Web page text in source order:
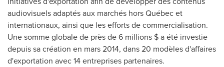
audiovisuels adaptés aux marchés hors Québec et
internationaux, ainsi que les efforts de commercialisation.
Une somme globale de près de 6 millions $ a été investie
depuis sa création en mars 2014, dans 20 modèles d'affaires
d'exportation avec 14 entreprises partenaires.